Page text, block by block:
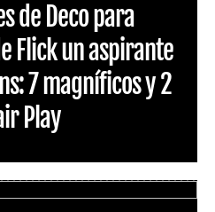
de Deco para
Flick un aspirante
7 magníficos y 2
Play